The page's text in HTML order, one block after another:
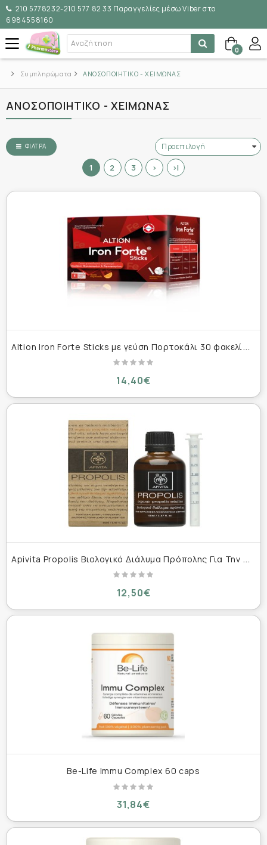
210 5778232-210 577 82 33 Παραγγελίες μέσω Viber στο
6984558160
0
Συμπληρώματα ΑΝΟΣΟΠΟΙΗΤΙΚΟ - ΧΕΙΜΩΝΑΣ
ΑΝΟΣΟΠΟΙΗΤΙΚΟ - ΧΕΙΜΩΝΑΣ
ΦΊΛΤΡΑ
1 2 3 > >|
A
ltion Iron Forte Sticks με γεύση Πορτοκάλι 30 φακελίσκοι
14,40€
A
pivita Propolis Βιολογικό Διάλυμα Πρόπολης Για Την Ενίσχυση Της Φυσικής Άμυνας 50ml
12,50€
Be-Life Immu Complex 60 caps
31,84€